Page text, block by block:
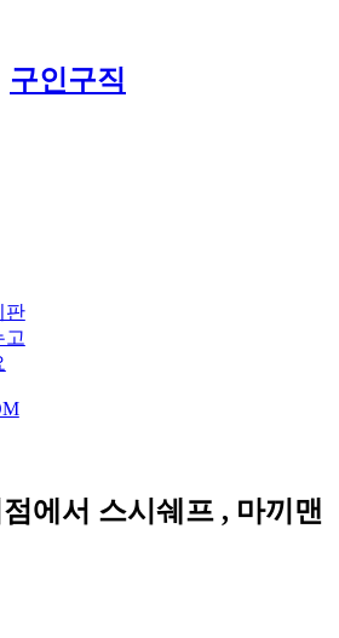
판
고
구인구직
에서 스시쉐프 , 마끼맨